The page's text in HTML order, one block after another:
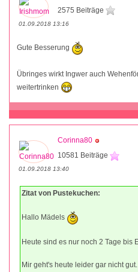
2575 Beiträge
01.09.2018 13:16
Gute Besserung
Übringes wirkt Ingwer auch
weitertrinken
Corinna80
10581 Beiträge
01.09.2018 13:40
Zitat von Pustekuchen:
Hallo Mädels
Heute sind es nur noch 2 Tage bis
Mir geht's heute leider gar nicht